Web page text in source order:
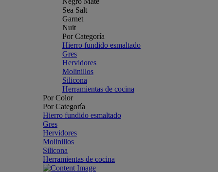
Sea Salt
Garnet
Nuit
Por Categoría
Hierro fundido esmaltado
Gres
Hervidores
Molinillos
Silicona
Herramientas de cocina
Por Color
Por Categoría
Hierro fundido esmaltado
Gres
Hervidores
Molinillos
Silicona
Herramientas de cocina